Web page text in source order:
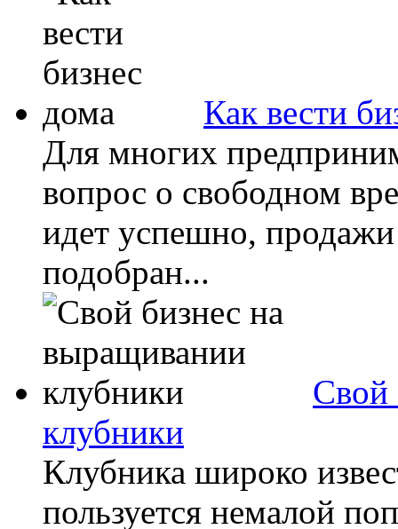
Как вести
Для многих
вопрос о свободном
идет успешно,
подобран...
Свой
клубники
Клубника широко
пользуется немалой